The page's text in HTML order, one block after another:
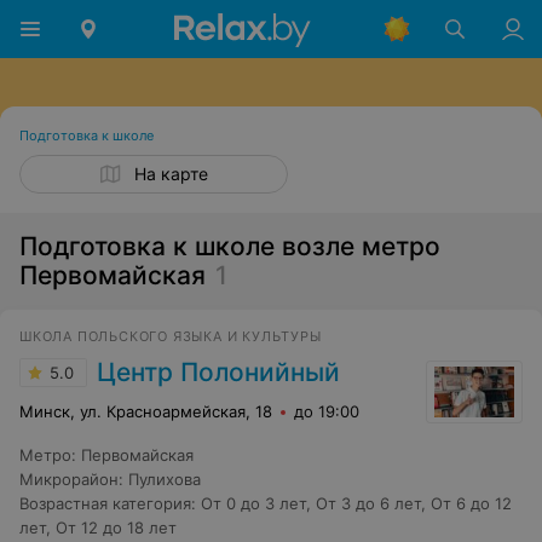
Подготовка к школе
На карте
Подготовка к школе возле метро
Первомайская 1
ШКОЛА ПОЛЬСКОГО ЯЗЫКА И КУЛЬТУРЫ
5.0 Центр Полонийный
Минск, ул. Красноармейская, 18 до 19:00
Метро: Первомайская
Микрорайон: Пулихова
Возрастная категория: От 0 до 3 лет, От 3 до 6 лет, От 6 до 12
лет, От 12 до 18 лет